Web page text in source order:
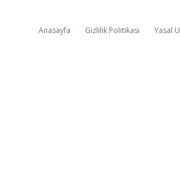
Anasayfa Gizlilik Politikası Yasal